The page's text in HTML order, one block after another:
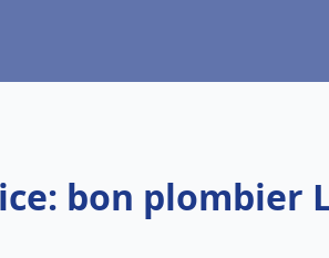
bon plombier